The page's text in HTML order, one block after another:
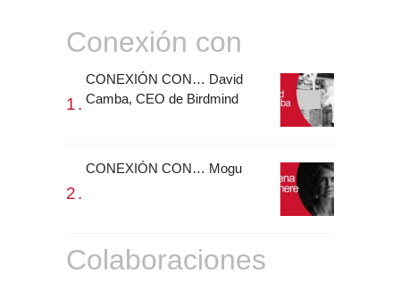
Conexión con
CONEXIÓN CON… David
Camba, CEO de Birdmind
CONEXIÓN CON… Mogu
Colaboraciones